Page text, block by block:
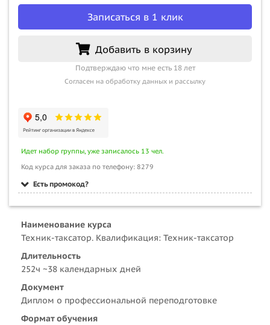
Записаться в 1 клик
Добавить в корзину
Подтверждаю что мне есть 18 лет
Согласен на обработку данных и рассылку
Идет набор группы, уже записалось 13 чел.
Код курса для заказа по телефону: 8279
Есть промокод?
Наименование курса
Техник-таксатор. Квалификация: Техник-таксатор
Длительность
252ч ~38 календарных дней
Документ
Диплом о профессиональной переподготовке
Формат обучения